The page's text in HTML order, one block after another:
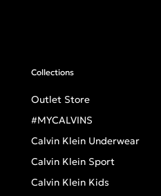
Collections
Outlet Store
#MYCALVINS
Calvin Klein Underwear
Calvin Klein Sport
Calvin Klein Kids